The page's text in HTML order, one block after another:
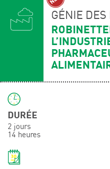
Formations qualifiantes
Formations diplômantes
Infos pratiques
Déroulement des
GÉNIE DES
DURÉE
2 jours
14 heures